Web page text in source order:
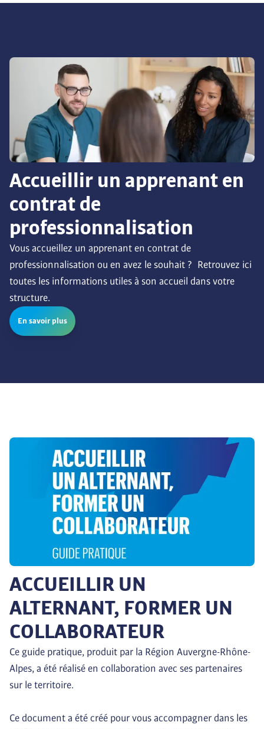
Accueillir un apprenant en
contrat de
professionnalisation
Vous accueillez un apprenant en contrat de
professionnalisation ou en avez le souhait ?  Retrouvez ici
toutes les informations utiles à son accueil dans votre
structure.
En savoir plus
ACCUEILLIR UN
ALTERNANT, FORMER UN
COLLABORATEUR
Ce guide pratique, produit par la Région Auvergne-Rhône-
Alpes, a été réalisé en collaboration avec ses partenaires
sur le territoire.
Ce document a été créé pour vous accompagner dans les